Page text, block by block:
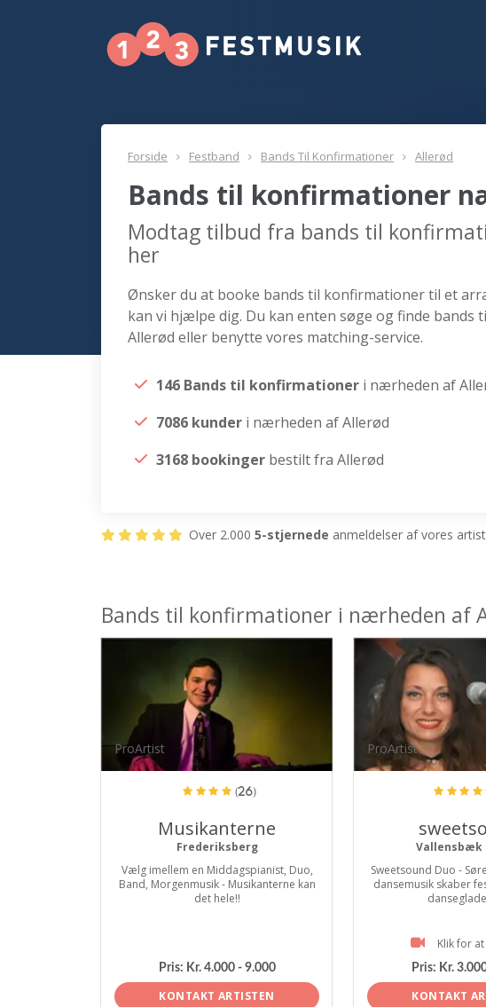
Forside Festband Bands Til Konfirmationer Allerød
Bands til konfirmationer
Modtag tilbud fra bands til
her
Ønsker du at booke bands til konfirmationer til et
kan vi hjælpe dig. Du kan enten søge og finde
Allerød eller benytte vores matching-service.
146 Bands til konfirmationer i nærheden af
7086 kunder i nærheden af Allerød
3168 bookinger bestilt fra Allerød
Over 2.000 5-stjernede anmeldelser af vores
Bands til konfirmationer i nærheden af
ProArtist
(26)
Musikanterne
Frederiksberg
Vælg imellem en Middagspianist, Duo,
Band, Morgenmusik - Musikanterne kan
det hele!!
Pris: Kr. 4.000 - 9.000
KONTAKT ARTISTEN
ProArtist
Vallensbæk
Sweetsound Duo -
dansemusik skaber
Klik for
Pris: Kr.
KONTAKT